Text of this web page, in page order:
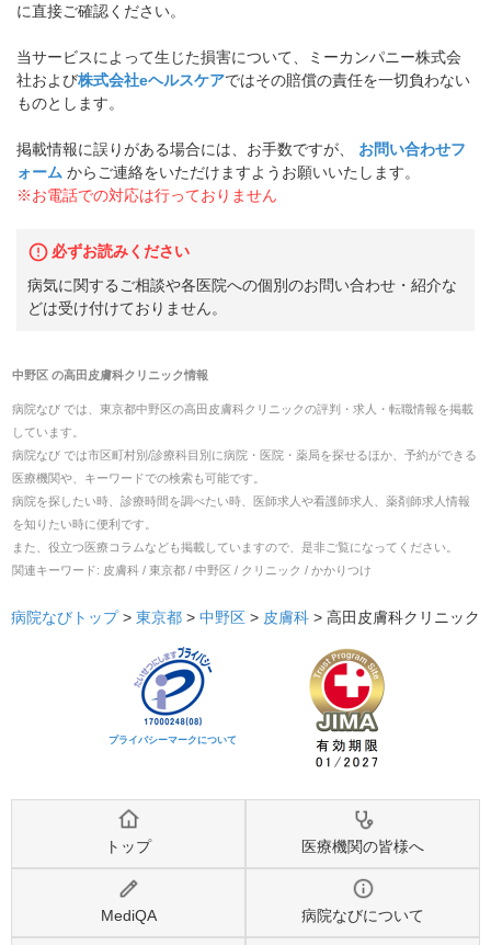
に直接ご確認ください。
当サービスによって生じた損害について、ミーカンパニー株式会
社および株式会社eヘルスケアではその賠償の責任を一切負わない
ものとします。
掲載情報に誤りがある場合には、お手数ですが、
お問い合わせフ
ォーム からご連絡をいただけますようお願いいたします。
※お電話での対応は行っておりません
必ずお読みください
病気に関するご相談や各医院への個別のお問い合わせ・紹介な
どは受け付けておりません。
中野区の高田皮膚科クリニック情報
病院なび では、 東京都中野区の高田皮膚科クリニックの評判・求人・転職情報を掲載
しています。
病院なび では市区町村別/診療科目別に病院・医院・薬局を探せるほか、予約ができる
医療機関や、キーワードでの検索も可能です。
病院を探したい時、診療時間を調べたい時、医師求人や看護師求人、薬剤師求人情報
を知りたい時に便利です。
また、役立つ医療コラムなども掲載していますので、是非ご覧になってください。
関連キーワード: 皮膚科 / 東京都 / 中野区 / クリニック / かかりつけ
病院なびトップ > 東京都 > 中野区 > 皮膚科 > 高田皮膚科クリニック
プライバシーマークについて
トップ 医療機関の皆様へ
MediQA 病院なびについて